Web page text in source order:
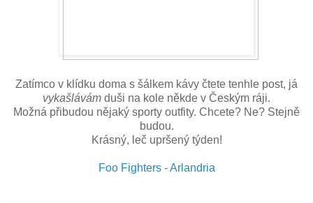
Zatímco v klídku doma s šálkem kávy čtete tenhle post, já
vykašlávám duši na kole někde v Českým ráji.
Možná přibudou nějaký sporty outfity. Chcete? Ne? Stejně
budou.
Krásný, leč upršený týden!
Foo Fighters - Arlandria